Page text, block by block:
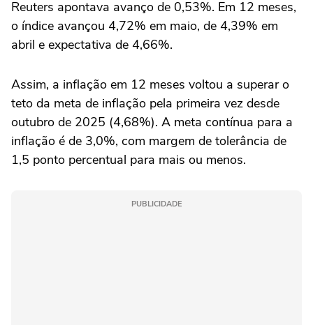
Reuters apontava avanço de 0,53%. Em 12 meses,
o índice avançou 4,72% em maio, de 4,39% em
abril e expectativa de 4,66%.
Assim, a inflação em 12 meses voltou a superar o
teto da meta de inflação pela primeira vez desde
outubro de 2025 (4,68%). A meta contínua para a
inflação é de 3,0%, com margem de tolerância de
1,5 ponto percentual para mais ou menos.
PUBLICIDADE